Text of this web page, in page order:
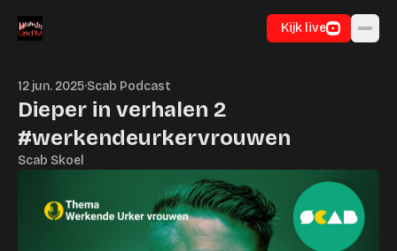
Kijk live
12 jun. 2025·Scab Podcast
Dieper in verhalen 2
#werkendeurkervrouwen
Scab Skoel